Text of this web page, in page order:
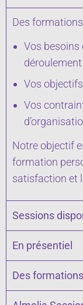
Des
Vos besoins
Vos
Vos
Notre objectif
formation
satisfaction et
Sessions
En présentiel
Des